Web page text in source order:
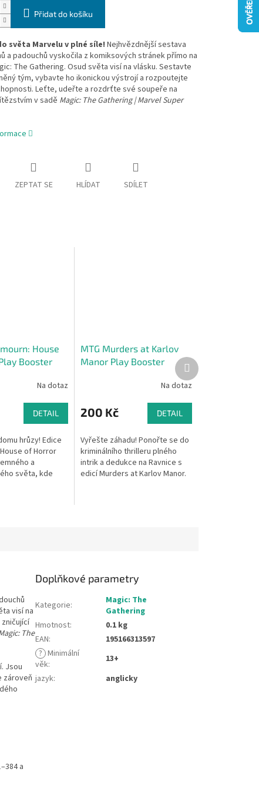
Přidat do košíku
světa Marvelu v plné síle!Nejhvězdnější sestava
a padouchů vyskočila z komiksových stránek přímo na
The Gathering. Osud světa visí na vlásku. Sestavte
tým, vybavte ho ikonickou výstrojí a rozpoutejte
Leťte, udeřte a rozdrťte své soupeře na
v sadě Magic: The Gathering | Marvel Super
ZEPTAT SE HLÍDAT SDÍLET
House
Booster
Na dotaz
DETAIL
hrůzy! Edice
of Horror
a
světa, kde
MTG Murders at Karlov
Manor Play Booster
Na dotaz
200 Kč DETAIL
Vyřešte záhadu! Ponořte se do
kriminálního thrilleru plného
intrik a dedukce na Ravnice s
edicí Murders at Karlov Manor.
Další
produkt
visí na
The
Jsou
zároveň
a
Doplňkové parametry
Kategorie:
Magic: The
Gathering
Hmotnost:
0.1 kg
EAN:
195166313597
? Minimální
věk:
13+
jazyk: anglicky